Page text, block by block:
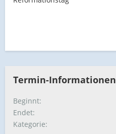
Termin-Informationen
Beginnt
Endet
Kategorie